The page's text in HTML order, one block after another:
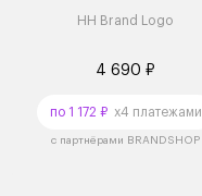
HH Brand Logo
4 690 ₽
по 1 172 ₽x4 платежами
с партнёрами BRANDSHOP